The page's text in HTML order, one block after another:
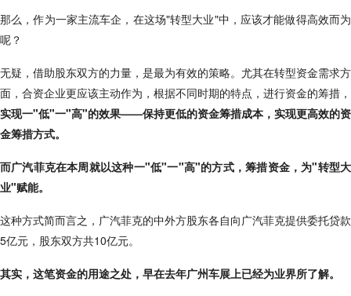
那么，作为一家主流车企，在这场"转型大业"中，应该才能做得高效而为
呢？
无疑，借助股东双方的力量，是最为有效的策略。尤其在转型资金需求方
面，合资企业更应该主动作为，根据不同时期的特点，进行资金的筹措，
实现一"低"一"高"的效果——保持更低的资金筹措成本，实现更高效的资
金筹措方式。
而广汽菲克在本周就以这种一"低"一"高"的方式，筹措资金，为"转型大
业"赋能。
这种方式简而言之，广汽菲克的中外方股东各自向广汽菲克提供委托贷款
5亿元，股东双方共10亿元。
其实，这笔资金的用途之处，早在去年广州车展上已经为业界所了解。